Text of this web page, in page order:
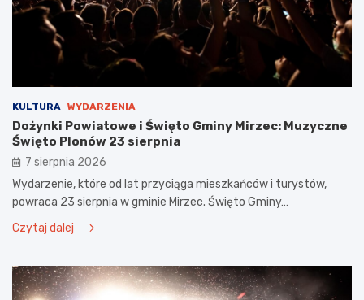
KULTURA WYDARZENIA
Dożynki Powiatowe i Święto Gminy Mirzec: Muzyczne
Święto Plonów 23 sierpnia
7 sierpnia 2026
Wydarzenie, które od lat przyciąga mieszkańców i turystów,
powraca 23 sierpnia w gminie Mirzec. Święto Gminy…
Czytaj dalej